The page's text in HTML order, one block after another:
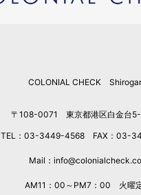
COLONIAL CHECK
〒108-0071 東京都港区白金台
TEL：03-3449-4568 FAX：03-
Mail：
AM11：00～PM7：00 火曜